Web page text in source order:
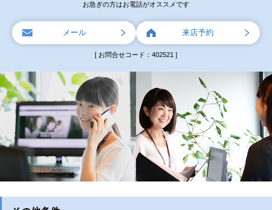
お急ぎの方はお電話がオススメです
メール 来店予約
[ お問合せコード：402521 ]